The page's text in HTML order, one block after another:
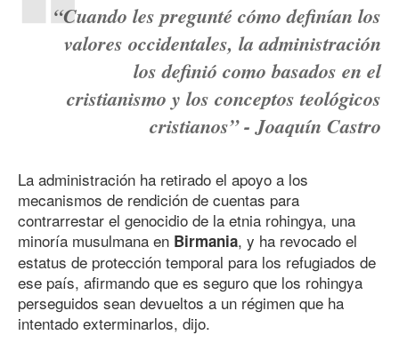
“Cuando les pregunté cómo definían los
valores occidentales, la administración
los definió como basados en el
cristianismo y los conceptos teológicos
cristianos” - Joaquín Castro
La administración ha retirado el apoyo a los
mecanismos de rendición de cuentas para
contrarrestar el genocidio de la etnia rohingya, una
minoría musulmana en Birmania, y ha revocado el
estatus de protección temporal para los refugiados de
ese país, afirmando que es seguro que los rohingya
perseguidos sean devueltos a un régimen que ha
intentado exterminarlos, dijo.